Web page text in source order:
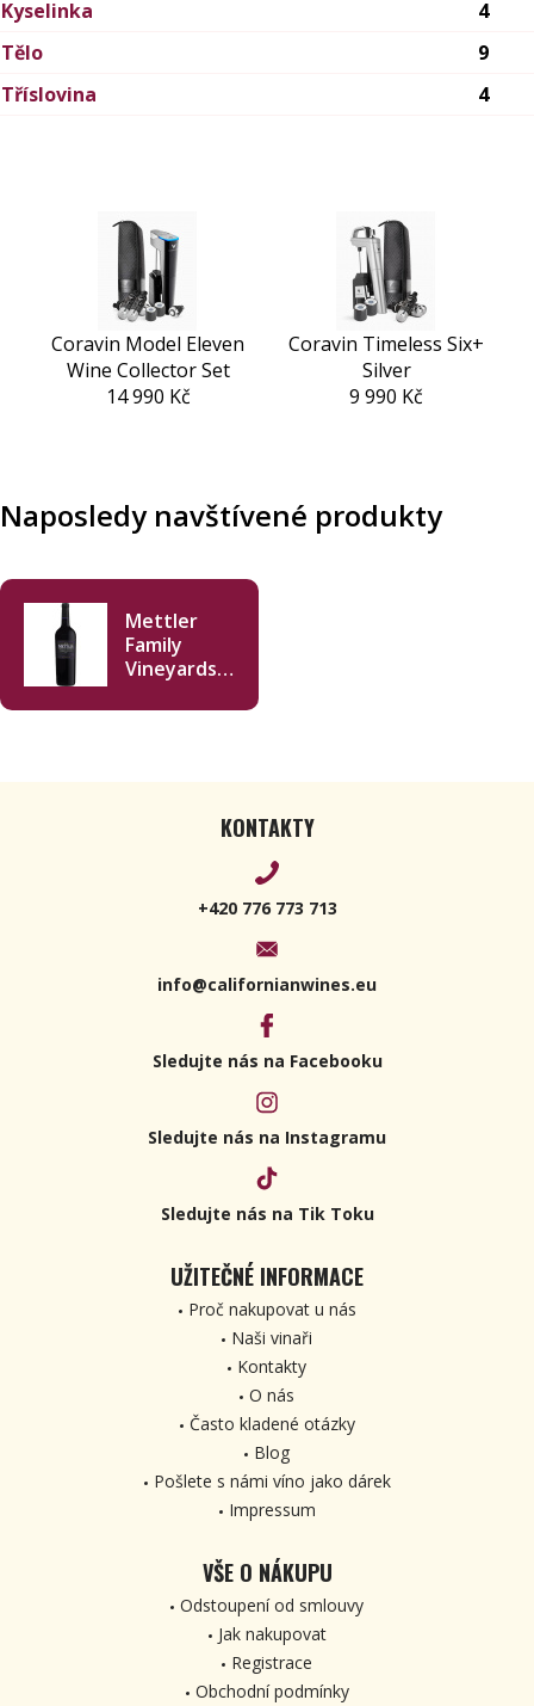
Kyselinka
4
Tělo
9
Tříslovina
4
Coravin Model Eleven
Wine Collector Set
14 990 Kč
Coravin Timeless Six+
Silver
9 990 Kč
Naposledy navštívené produkty
Mettler
Family
Vineyards
Sauvignon
KONTAKTY
+420 776 773 713
info@californianwines.eu
Sledujte nás na Facebooku
Sledujte nás na Instagramu
Sledujte nás na Tik Toku
UŽITEČNÉ INFORMACE
Proč nakupovat u nás
Naši vinaři
Kontakty
O nás
Často kladené otázky
Blog
Pošlete s námi víno jako dárek
Impressum
VŠE O NÁKUPU
Odstoupení od smlouvy
Jak nakupovat
Registrace
Obchodní podmínky